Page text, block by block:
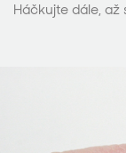
Háčkujte dále,